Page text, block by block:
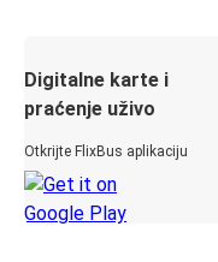
Digitalne karte i
praćenje uživo
Otkrijte FlixBus aplikaciju